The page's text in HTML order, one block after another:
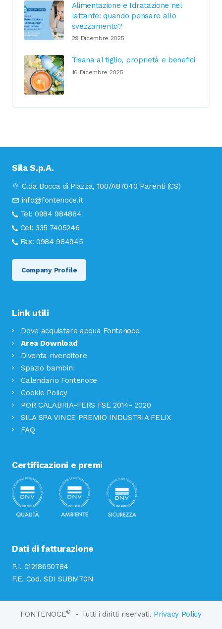
Alimentazione e Idratazione nel
lattante: quando pensare allo
svezzamento?
29 Dicembre 2025
Tisana al tiglio, proprietà e benefici
16 Dicembre 2025
Sila S.p.A.
C.da Bocca di Piazza, 100/A87040 Parenti (CS)
info@fontenoce.it
Tel:0984 984884
Cel:335 7405246
Fax:0984 984945
Company Profile
Link utili
Dove acquistare acqua Fontenoce
Area Download
Diventa rivenditore
Spazio bambini
Calendario Fontenoce
Cookie Policy
POR CALABRIA-FERS FSE 2014- 2020
SILA SPA VINCE PREMIO INDUSTRIA FELIX
FAQ
Certificazioni e premi
Dati di fatturazione
P.I. 01218650784
F.E. Cod. SDI SUBM70N
FONTENOCE® - Tutti i diritti riservati. Privacy Policy